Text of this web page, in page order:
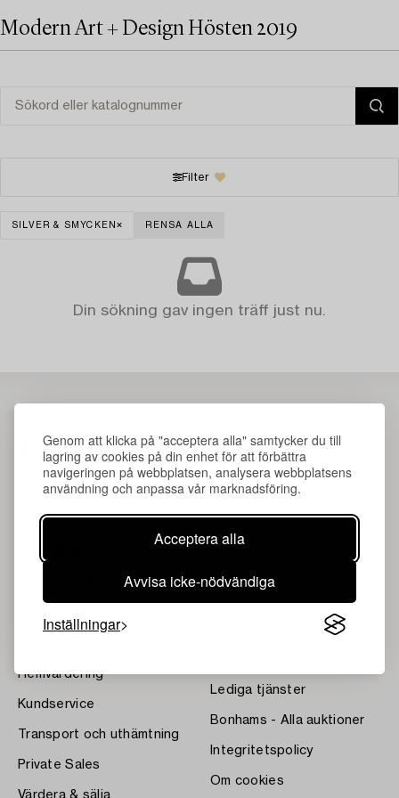
Genom att klicka på "acceptera alla" samtycker du till
lagring av cookies på din enhet för att förbättra
navigeringen på webbplatsen, analysera webbplatsens
användning och anpassa vår marknadsföring.
Acceptera alla
Avvisa icke-nödvändiga
Inställningar
Modern Art + Design Hösten 2019
Filter
SILVER & SMYCKEN RENSA ALLA
Din sökning gav ingen träff just nu.
Kontakta våra specialister
Hemvärdering
Kundservice
Transport och uthämtning
Private Sales
Värdera & sälja
Bukipedia
Lediga tjänster
Bonhams - Alla auktioner
Integritetspolicy
Om cookies